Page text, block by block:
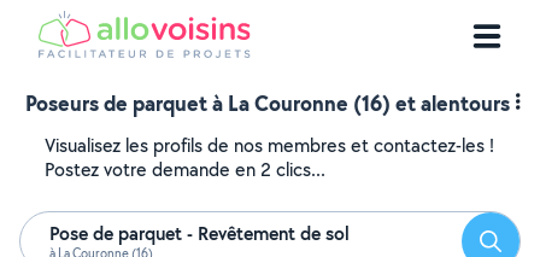
Poseurs de parquet à La Couronne (16) et alentours
Visualisez les profils de nos membres et contactez-les !
Postez votre demande en 2 clics...
Pose de parquet - Revêtement de sol
à La Couronne (16)